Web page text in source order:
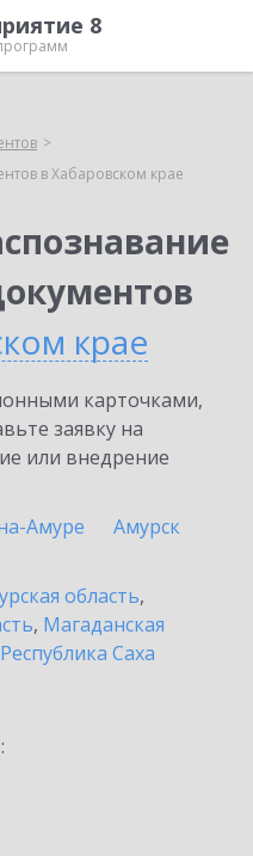
8
в Хабаровском крае
крае
карточками,
заявку на
или внедрение
Амуре
Амурск
область,
, Магаданская
Республика Саха